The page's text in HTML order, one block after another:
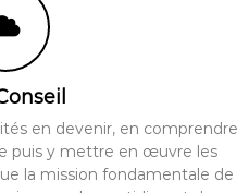
en devenir, en comprendre
puis y mettre en œuvre les
la mission fondamentale de